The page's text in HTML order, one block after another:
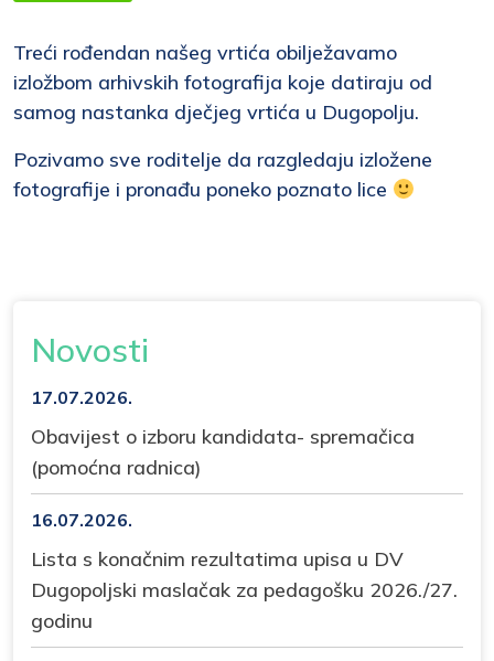
Treći rođendan našeg vrtića obilježavamo
izložbom arhivskih fotografija koje datiraju od
samog nastanka dječjeg vrtića u Dugopolju.
Pozivamo sve roditelje da razgledaju izložene
fotografije i pronađu poneko poznato lice
Novosti
17.07.2026.
Obavijest o izboru kandidata- spremačica
(pomoćna radnica)
16.07.2026.
Lista s konačnim rezultatima upisa u DV
Dugopoljski maslačak za pedagošku 2026./27.
godinu